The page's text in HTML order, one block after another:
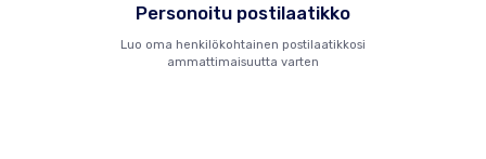
Personoitu postilaatikko
Luo oma henkilökohtainen postilaatikkosi
ammattimaisuutta varten